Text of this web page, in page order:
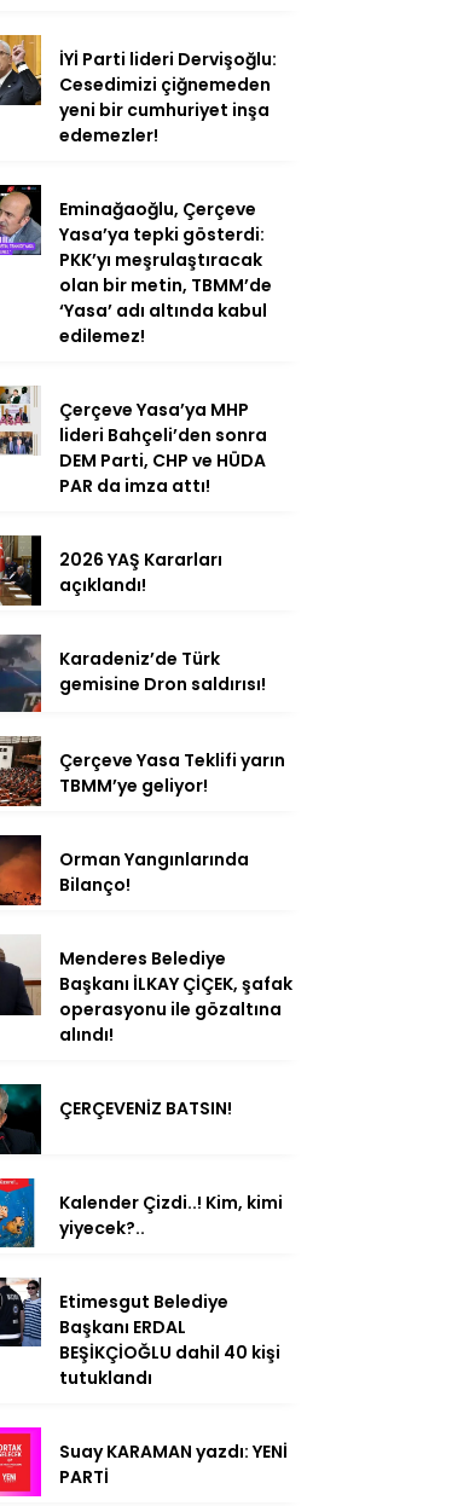
İYİ Parti lideri Dervişoğlu:
Cesedimizi çiğnemeden
yeni bir cumhuriyet inşa
edemezler!
Eminağaoğlu, Çerçeve
Yasa’ya tepki gösterdi:
PKK’yı meşrulaştıracak
olan bir metin, TBMM’de
‘Yasa’ adı altında kabul
edilemez!
Çerçeve Yasa’ya MHP
lideri Bahçeli’den sonra
DEM Parti, CHP ve HÜDA
PAR da imza attı!
2026 YAŞ Kararları
açıklandı!
Karadeniz’de Türk
gemisine Dron saldırısı!
Çerçeve Yasa Teklifi yarın
TBMM’ye geliyor!
Orman Yangınlarında
Bilanço!
Menderes Belediye
Başkanı İLKAY ÇİÇEK, şafak
operasyonu ile gözaltına
alındı!
ÇERÇEVENİZ BATSIN!
Kalender Çizdi..! Kim, kimi
yiyecek?..
Etimesgut Belediye
Başkanı ERDAL
BEŞİKÇİOĞLU dahil 40 kişi
tutuklandı
Suay KARAMAN yazdı: YENİ
PARTİ